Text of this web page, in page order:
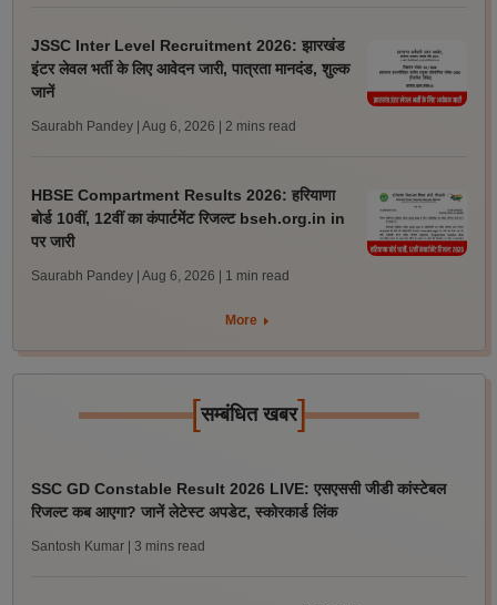
JSSC Inter Level Recruitment 2026: झारखंड
इंटर लेवल भर्ती के लिए आवेदन जारी, पात्रता मानदंड, शुल्क
जानें
Saurabh Pandey | Aug 6, 2026 | 2 mins read
HBSE Compartment Results 2026: हरियाणा
बोर्ड 10वीं, 12वीं का कंपार्टमेंट रिजल्ट bseh.org.in in
पर जारी
Saurabh Pandey | Aug 6, 2026 | 1 min read
More
[सम्बंधित खबर]
SSC GD Constable Result 2026 LIVE: एसएससी जीडी कांस्टेबल
रिजल्ट कब आएगा? जानें लेटेस्ट अपडेट, स्कोरकार्ड लिंक
Santosh Kumar | 3 mins read